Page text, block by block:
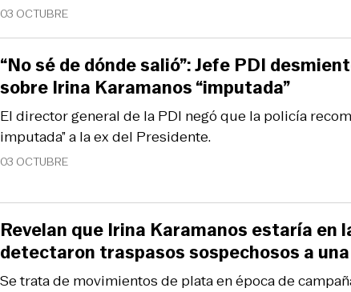
03 OCTUBRE
03 OCTUBRE
El director general de la PDI negó que la policía
imputada” a la ex del Presidente.
“No sé de dónde salió”: Jefe PDI
sobre Irina Karamanos “imputada”
Se trata de movimientos de plata en época de
Revelan que Irina Karamanos estaría en
detectaron traspasos sospechosos a